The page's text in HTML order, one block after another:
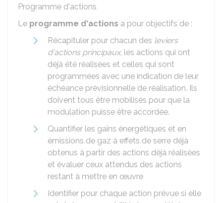
Programme d'actions
Le programme d'actions a pour objectifs de :
Récapituler pour chacun des leviers
d'actions principaux, les actions qui ont
déjà été réalisées et celles qui sont
programmées avec une indication de leur
échéance prévisionnelle de réalisation. Ils
doivent tous être mobilisés pour que la
modulation puisse être accordée.
Quantifier les gains énergétiques et en
émissions de gaz à effets de serre déjà
obtenus à partir des actions déjà réalisées
et évaluer ceux attendus des actions
restant à mettre en œuvre
Identifier pour chaque action prévue si elle